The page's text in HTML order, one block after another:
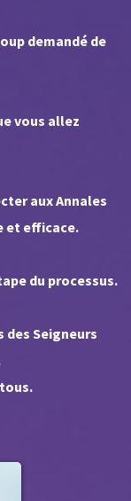
demandé de
vous allez
aux Annales
et efficace.
du processus.
Seigneurs